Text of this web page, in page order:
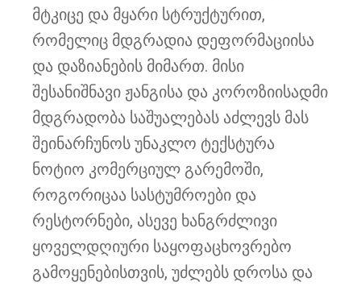
მტკიცე და მყარი სტრუქტურით,
რომელიც მდგრადია დეფორმაციისა
და დაზიანების მიმართ. მისი
შესანიშნავი ჟანგისა და კოროზიისადმი
მდგრადობა საშუალებას აძლევს მას
შეინარჩუნოს უნაკლო ტექსტურა
ნოტიო კომერციულ გარემოში,
როგორიცაა სასტუმროები და
რესტორნები, ასევე ხანგრძლივი
ყოველდღიური საყოფაცხოვრებო
გამოყენებისთვის, უძლებს დროსა და